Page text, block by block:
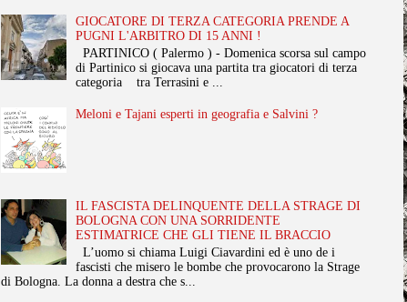
GIOCATORE DI TERZA CATEGORIA PRENDE A
PUGNI L'ARBITRO DI 15 ANNI !
PARTINICO ( Palermo ) - Domenica scorsa sul campo
di Partinico si giocava una partita tra giocatori di terza
categoria tra Terrasini e ...
Meloni e Tajani esperti in geografia e Salvini ?
IL FASCISTA DELINQUENTE DELLA STRAGE DI
BOLOGNA CON UNA SORRIDENTE
ESTIMATRICE CHE GLI TIENE IL BRACCIO
L’uomo si chiama Luigi Ciavardini ed è uno de i
fascisti che misero le bombe che provocarono la Strage
di Bologna. La donna a destra che s...